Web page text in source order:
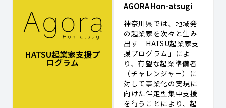
HATSU起業家支援プ
ログラム
AGORA Hon-atsugi
神奈川県では、地域発
の起業家を次々と生み
出す「HATSU起業家支
援プログラム」によ
り、有望な起業準備者
（チャレンジャー）に
対して事業化の実現に
向けた伴走型集中支援
を行うことにより、起